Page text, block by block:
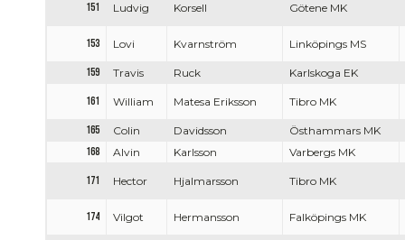
151 Ludvig Korsell Götene MK
153 Lovi Kvarnström Linköpings MS
159 Travis Ruck Karlskoga EK
161 William Matesa Eriksson Tibro MK
165 Colin Davidsson
Östhammars MK
168
Alvin Karlsson Varbergs MK
171 Hector Hjalmarsson Tibro MK
174 Vilgot Hermansson Falköpings MK